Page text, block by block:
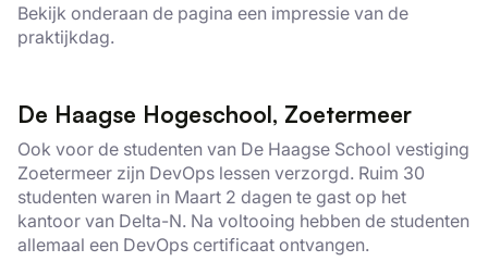
Bekijk onderaan de pagina een impressie van de
praktijkdag.
De Haagse Hogeschool, Zoetermeer
Ook voor de studenten van De Haagse School vestiging
Zoetermeer zijn DevOps lessen verzorgd. Ruim 30
studenten waren in Maart 2 dagen te gast op het
kantoor van Delta-N. Na voltooing hebben de studenten
allemaal een DevOps certificaat ontvangen.